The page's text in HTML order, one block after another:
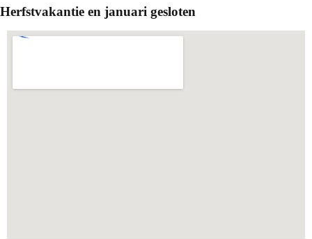
Herfstvakantie en januari gesloten